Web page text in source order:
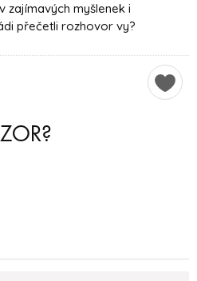
zajímavých myšlenek i
přečetli rozhovor vy?